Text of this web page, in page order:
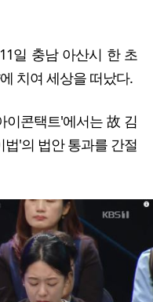
일 충남 아산시 한 초
치여 세상을 떠났다.
이콘택트'에서는 故 김
'의 법안 통과를 간절